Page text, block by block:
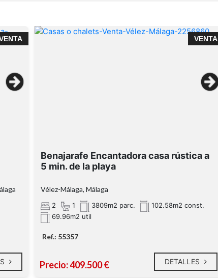
VENTA
coqueto porche
maravillosas vistas al mar
Benajarafe Encantadora casa rústica a
5 min. de la playa
Vélez-Málaga, Málaga
2 1 3809m2 parc.
102.58m2 const.
69.96m2 util
Ref.: 55357
Precio: 409.500 € DETALLES